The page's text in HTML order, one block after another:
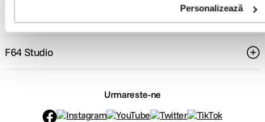
Personalizează
Service si garantii
F64 Studio
Urmareste-ne